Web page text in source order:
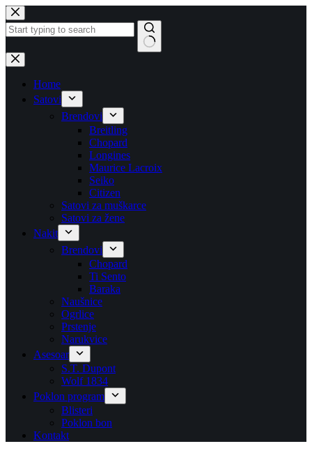
Skip
to
content
No
results
Home
Satovi
Brendovi
Breitling
Chopard
Longines
Maurice Lacroix
Seiko
Citizen
Satovi za muškarce
Satovi za žene
Nakit
Brendovi
Chopard
Ti Sento
Baraka
Naušnice
Ogrlice
Prstenje
Narukvice
Asesoar
S.T. Dupont
Wolf 1834
Poklon program
Blisteri
Poklon bon
Kontakt